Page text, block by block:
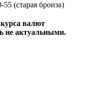
(старая бронза)
валют
не актуальными.